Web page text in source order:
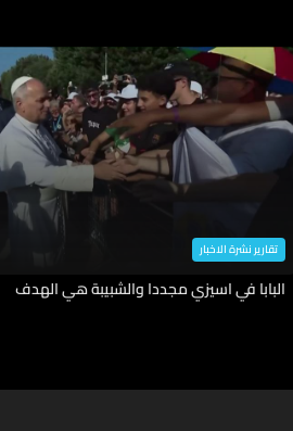
تقارير نشرة الاخبار
البابا في اسيزي مجددا والشبيبة هي الهدف